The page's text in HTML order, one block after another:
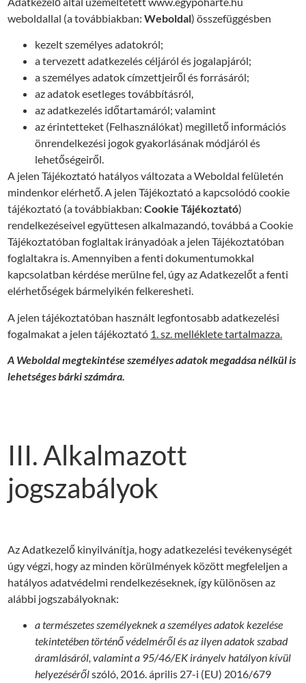
weboldallal (a továbbiakban:Weboldal) összefüggésben
kezelt személyes adatokról;
a tervezett adatkezelés céljáról és jogalapjáról;
a személyes adatok címzettjeiről és forrásáról;
az adatok esetleges továbbításról,
az adatkezelés időtartamáról; valamint
az érintetteket (Felhasználókat) megillető információs
önrendelkezési jogok gyakorlásának módjáról és
lehetőségeiről.
A jelen Tájékoztató hatályos változata a Weboldal felületén
mindenkor elérhető. A jelen Tájékoztató a kapcsolódó cookie
tájékoztató (a továbbiakban:Cookie Tájékoztató)
rendelkezéseivel együttesen alkalmazandó, továbbá a Cookie
Tájékoztatóban foglaltak irányadóak a jelen Tájékoztatóban
foglaltakra is. Amennyiben a fenti dokumentumokkal
kapcsolatban kérdése merülne fel, úgy az Adatkezelőt a fenti
elérhetőségek bármelyikén felkeresheti.
A jelen tájékoztatóban használt legfontosabb adatkezelési
fogalmakat a jelen tájékoztató 1. sz. melléklete tartalmazza.
A Weboldal megtekintése személyes adatok megadása nélkül is
lehetséges bárki számára.
III. Alkalmazott
jogszabályok
Az Adatkezelő kinyilvánítja, hogy adatkezelési tevékenységét
úgy végzi, hogy az minden körülmények között megfeleljen a
hatályos adatvédelmi rendelkezéseknek, így különösen az
alábbi jogszabályoknak:
a természetes személyeknek a személyes adatok kezelése
tekintetében történő védelméről és az ilyen adatok szabad
áramlásáról, valamint a 95/46/EK irányelv hatályon kívül
helyezésérőlszóló, 2016. április 27-i (EU) 2016/679